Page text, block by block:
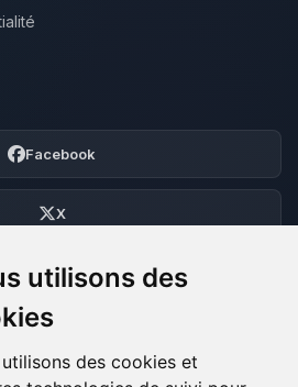
utilisons des
des cookies et
Facebook
X
Discord
Forum